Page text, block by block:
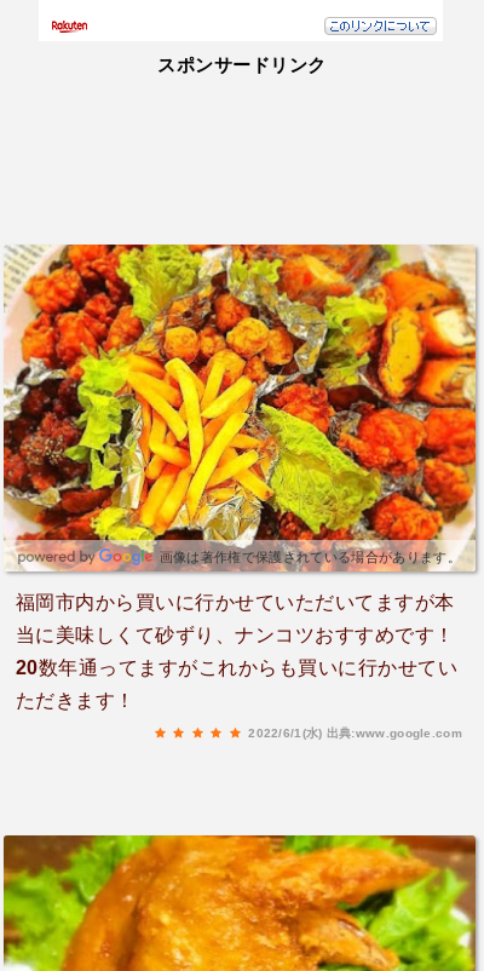
スポンサードリンク
画像は著作権で保護されている場合があります。
福岡市内から買いに行かせていただいてますが本
当に美味しくて砂ずり、ナンコツおすすめです！
20数年通ってますがこれからも買いに行かせてい
ただきます！
2022/6/1(水) 出典:www.google.com